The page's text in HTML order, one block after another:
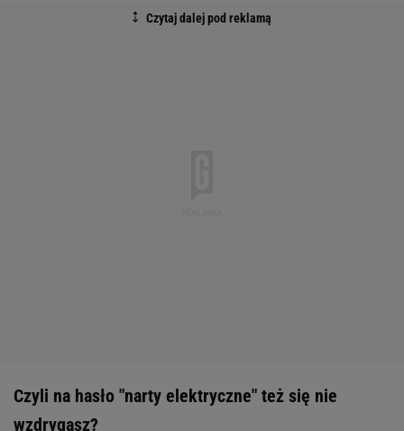
Czyli na hasło "narty elektryczne" też się nie
wzdrygasz?